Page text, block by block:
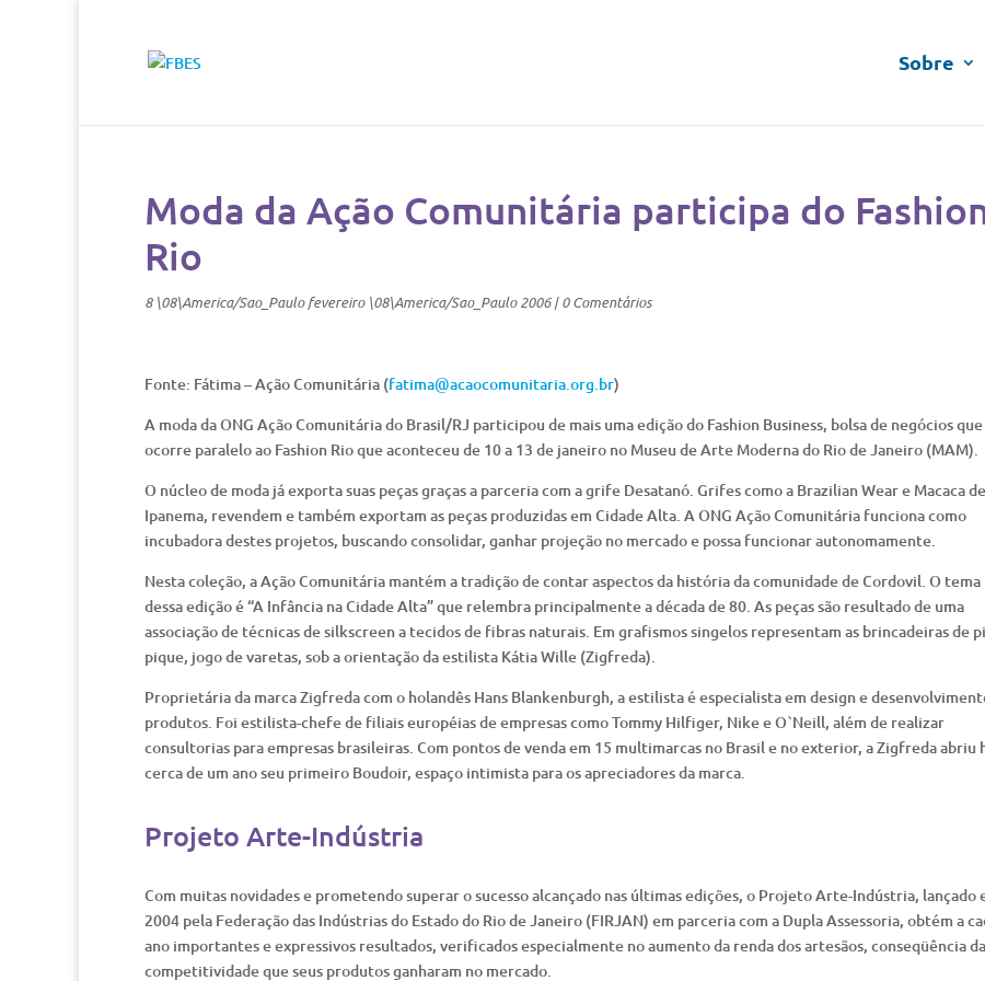
Sobre
Moda da Ação Comunitária participa do
Rio
8 \08\America/Sao_Paulo fevereiro \08\America/Sao_Paulo 2006|0 Comentários
Fonte: Fátima – Ação Comunitária (fatima@acaocomunitaria.org.br)
A moda da ONG Ação Comunitária do Brasil/RJ participou de mais uma edição do Fashion Business, bolsa de negócios que
ocorre paralelo ao Fashion Rio que aconteceu de 10 a 13 de janeiro no Museu de Arte Moderna do Rio de Janeiro (MAM).
O núcleo de moda já exporta suas peças graças a parceria com a grife Desatanó. Grifes como a Brazilian Wear e Macaca de
Ipanema, revendem e também exportam as peças produzidas em Cidade Alta. A ONG Ação Comunitária funciona como
incubadora destes projetos, buscando consolidar, ganhar projeção no mercado e possa funcionar autonomamente.
Nesta coleção, a Ação Comunitária mantém a tradição de contar aspectos da história da comunidade de Cordovil. O tema
dessa edição é “A Infância na Cidade Alta” que relembra principalmente a década de 80. As peças são resultado de uma
associação de técnicas de silkscreen a tecidos de fibras naturais. Em grafismos singelos representam as brincadeiras de
pique, jogo de varetas, sob a orientação da estilista Kátia Wille (Zigfreda).
Proprietária da marca Zigfreda com o holandês Hans Blankenburgh, a estilista é especialista em design e
produtos. Foi estilista-chefe de filiais européias de empresas como Tommy Hilfiger, Nike e O`Neill, além de realizar
consultorias para empresas brasileiras. Com pontos de venda em 15 multimarcas no Brasil e no exterior, a Zigfreda abriu
cerca de um ano seu primeiro Boudoir, espaço intimista para os apreciadores da marca.
Projeto Arte-Indústria
Com muitas novidades e prometendo superar o sucesso alcançado nas últimas edições, o Projeto Arte-Indústria, lançado
2004 pela Federação das Indústrias do Estado do Rio de Janeiro (FIRJAN) em parceria com a Dupla Assessoria, obtém a
ano importantes e expressivos resultados, verificados especialmente no aumento da renda dos artesãos, conseqüência da
competitividade que seus produtos ganharam no mercado.